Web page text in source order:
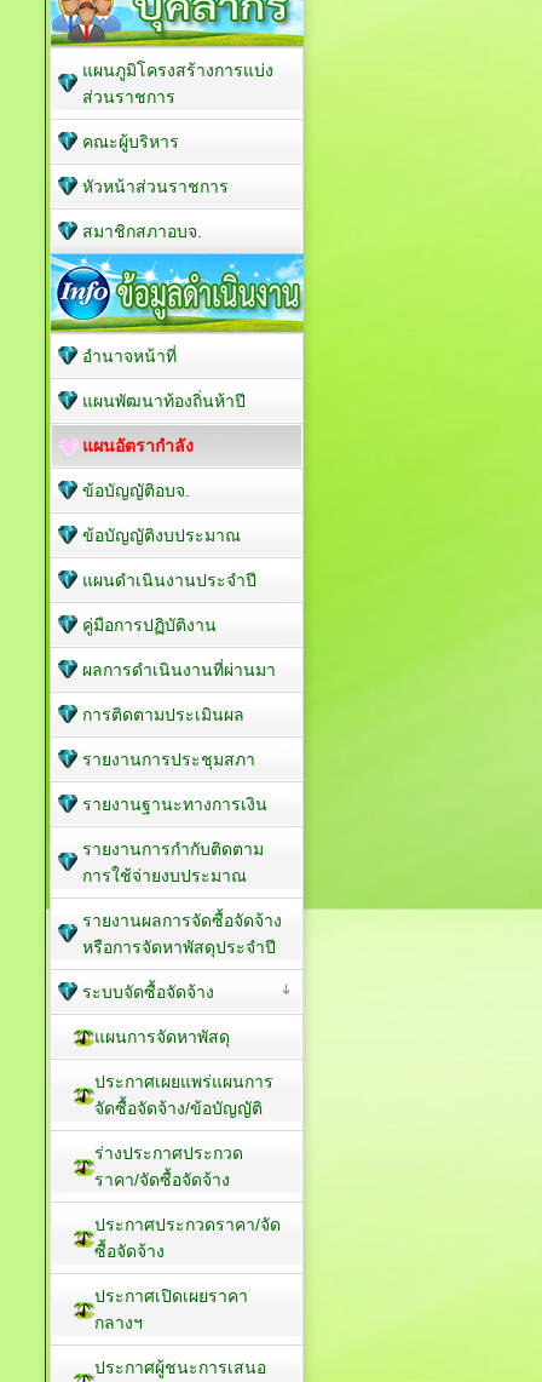
แผนภูมิโครงสร้างการแบ่ง
ส่วนราชการ
คณะผู้บริหาร
หัวหน้าส่วนราชการ
สมาชิกสภาอบจ.
อำนาจหน้าที่
แผนพัฒนาท้องถิ่นห้าปี
แผนอัตรากำลัง
ข้อบัญญัติอบจ.
ข้อบัญญัติงบประมาณ
แผนดำเนินงานประจำปี
คู่มือการปฏิบัติงาน
ผลการดำเนินงานที่ผ่านมา
การติดตามประเมินผล
รายงานการประชุมสภา
รายงานฐานะทางการเงิน
รายงานการกำกับติดตาม
การใช้จ่ายงบประมาณ
รายงานผลการจัดซื้อจัดจ้าง
หรือการจัดหาพัสดุประจำปี
ระบบจัดซื้อจัดจ้าง
แผนการจัดหาพัสดุ
ประกาศเผยแพร่แผนการ
จัดซื้อจัดจ้าง/ข้อบัญญัติ
ร่างประกาศประกวด
ราคา/จัดซื้อจัดจ้าง
ประกาศประกวดราคา/จัด
ซื้อจัดจ้าง
ประกาศเปิดเผยราคา
กลางฯ
ประกาศผู้ชนะการเสนอ